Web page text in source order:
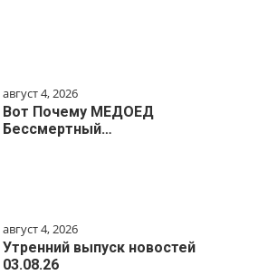
август 4, 2026
Вот Почему МЕДОЕД
Бессмертный…
август 4, 2026
Утренний выпуск новостей
03.08.26